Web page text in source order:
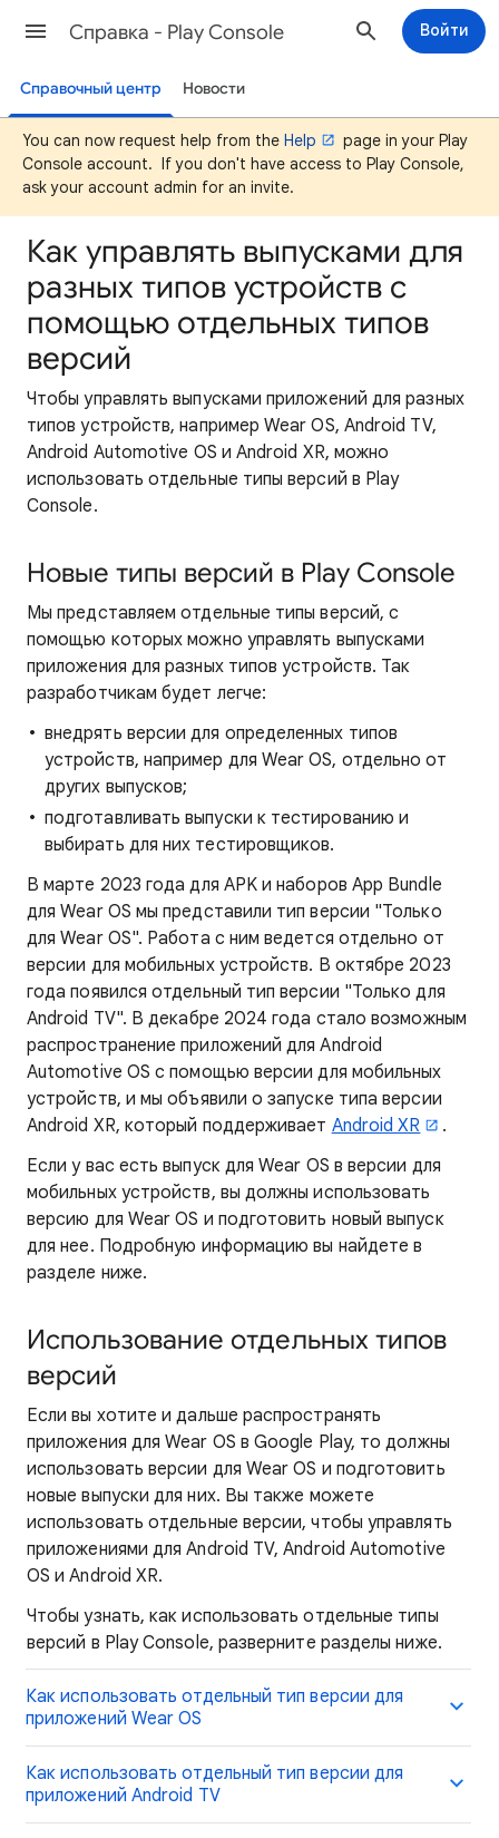
Cправка - Play Console Войти
Справочный центр Новости
You can now request help from the Help
page in your Play
Console account. If you don't have access to Play Console,
ask your account admin for an invite.
Как управлять выпусками для
разных типов устройств с
помощью отдельных типов
версий
Чтобы управлять выпусками приложений для разных
типов устройств, например Wear OS, Android TV,
Android Automotive OS и Android XR, можно
использовать отдельные типы версий в Play
Console.
Новые типы версий в Play Console
Мы представляем отдельные типы версий, с
помощью которых можно управлять выпусками
приложения для разных типов устройств. Так
разработчикам будет легче:
внедрять версии для определенных типов
устройств, например для Wear OS, отдельно от
других выпусков;
подготавливать выпуски к тестированию и
выбирать для них тестировщиков.
В марте 2023 года для APK и наборов App Bundle
для Wear OS мы представили тип версии "Только
для Wear OS". Работа с ним ведется отдельно от
версии для мобильных устройств. В октябре 2023
года появился отдельный тип версии "Только для
Android TV". В декабре 2024 года стало возможным
распространение приложений для Android
Automotive OS с помощью версии для мобильных
устройств, и мы объявили о запуске типа версии
Android XR, который поддерживает Android XR
.
Если у вас есть выпуск для Wear OS в версии для
мобильных устройств, вы должны использовать
версию для Wear OS и подготовить новый выпуск
для нее. Подробную информацию вы найдете в
разделе ниже.
Использование отдельных типов
версий
Если вы хотите и дальше распространять
приложения для Wear OS в Google Play, то должны
использовать версии для Wear OS и подготовить
новые выпуски для них. Вы также можете
использовать отдельные версии, чтобы управлять
приложениями для Android TV, Android Automotive
OS и Android XR.
Чтобы узнать, как использовать отдельные типы
версий в Play Console, разверните разделы ниже.
Как использовать отдельный тип версии для
приложений Wear OS
Как использовать отдельный тип версии для
приложений Android TV